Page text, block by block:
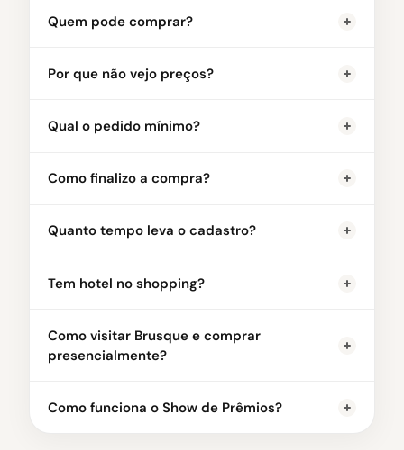
Quem pode comprar?
Por que não vejo preços?
Qual o pedido mínimo?
Como finalizo a compra?
Quanto tempo leva o cadastro?
Tem hotel no shopping?
Como visitar Brusque e comprar
presencialmente?
Como funciona o Show de Prêmios?